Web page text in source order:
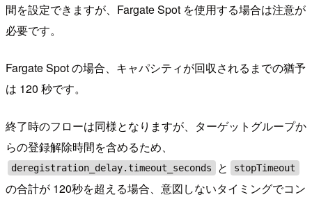
間を設定できますが、Fargate Spot を使用する場合は注意が
必要です。
Fargate Spot の場合、キャパシティが回収されるまでの猶予
は 120 秒です。
終了時のフローは同様となりますが、ターゲットグループか
らの登録解除時間を含めるため、
deregistration_delay.timeout_seconds と stopTimeout
の合計が 120秒を超える場合、意図しないタイミングでコン